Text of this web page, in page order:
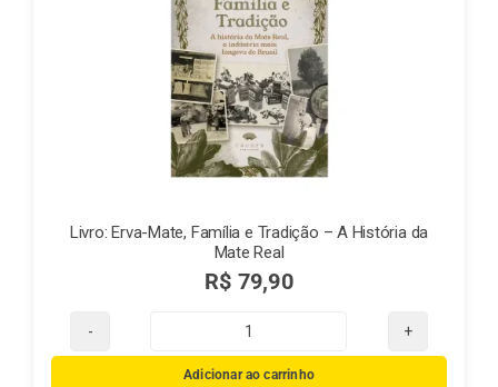
Livro: Erva-Mate, Família e Tradição – A História da
Mate Real
R$ 79,90
Livro:
Erva-
Adicionar ao carrinho